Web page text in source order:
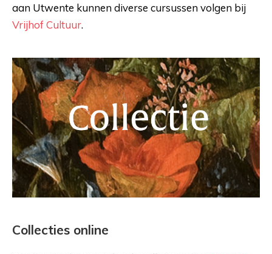
aan Utwente kunnen diverse cursussen volgen bij
Vrijhof Cultuur.
Collecties online